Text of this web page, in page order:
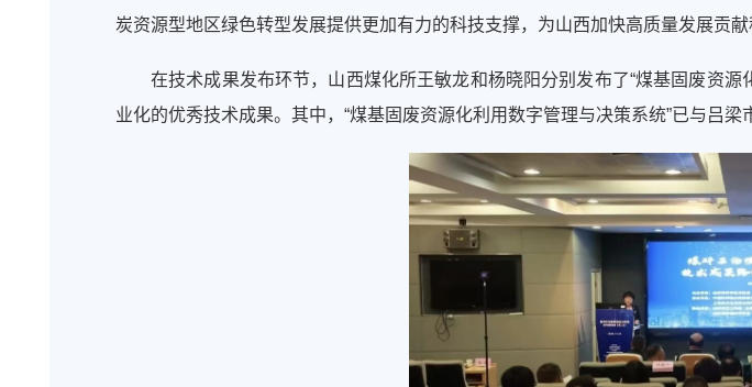
炭资源型地区绿色转型发展提供更加有力的科技支撑，为山西加快高质量发展贡献
在技术成果发布环节，山西煤化所王敏龙和杨晓阳分别发布了“煤基固废资
业化的优秀技术成果。其中，“煤基固废资源化利用数字管理与决策系统”已与吕